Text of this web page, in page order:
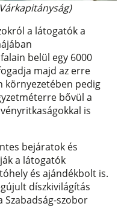
a látogatók a
belül egy 6000
majd az erre
környezetében pedig
bővül a
is
bejáratok és
a látogatók
és ajándékbolt is.
díszkivilágítás
Szabadság-szobor